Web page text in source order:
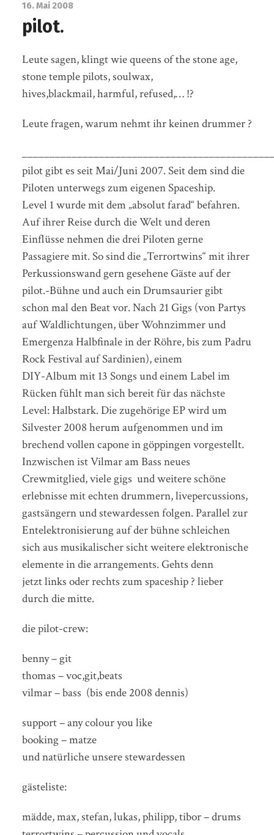
16. Mai 2008
pilot.
Leute sagen, klingt wie queens of the stone age,
stone temple pilots, soulwax,
hives,blackmail, harmful, refused,… !?
Leute fragen, warum nehmt ihr keinen drummer ?
pilot gibt es seit Mai/Juni 2007. Seit dem sind die
Piloten unterwegs zum eigenen Spaceship.
Level 1 wurde mit dem „absolut farad“ befahren.
Auf ihrer Reise durch die Welt und deren
Einflüsse nehmen die drei Piloten gerne
Passagiere mit. So sind die „Terrortwins“ mit ihrer
Perkussionswand gern gesehene Gäste auf der
pilot.-Bühne und auch ein Drumsaurier gibt
schon mal den Beat vor. Nach 21 Gigs (von Partys
auf Waldlichtungen, über Wohnzimmer und
Emergenza Halbfinale in der Röhre, bis zum Padru
Rock Festival auf Sardinien), einem
DIY-Album mit 13 Songs und einem Label im
Rücken fühlt man sich bereit für das nächste
Level: Halbstark. Die zugehörige EP wird um
Silvester 2008 herum aufgenommen und im
brechend vollen capone in göppingen vorgestellt.
Inzwischen ist Vilmar am Bass neues
Crewmitglied, viele gigs und weitere schöne
erlebnisse mit echten drummern, livepercussions,
gastsängern und stewardessen folgen. Parallel zur
Entelektronisierung auf der bühne schleichen
sich aus musikalischer sicht weitere elektronische
elemente in die arrangements. Gehts denn
jetzt links oder rechts zum spaceship ? lieber
durch die mitte.
die pilot-crew:
benny – git
thomas – voc,git,beats
vilmar – bass (bis ende 2008 dennis)
support – any colour you like
booking – matze
und natürliche unsere stewardessen
gästeliste:
mädde, max, stefan, lukas, philipp, tibor – drums